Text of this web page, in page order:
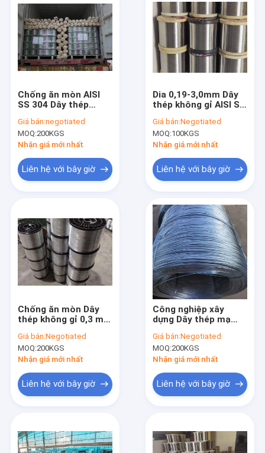
các sản phẩm
Về chúng tôi
Liên hệ chúng tôi
Lưới thép hàn
Lưới màn hình côn trùng
Dây hàng rào thép gai
Hộp lưu trữ lưới thép
Chống ăn mòn AISI
SS 304 Dây thép
0.30MM
Giá bán:negotiated
MOQ:200KGS
Nhận giá mới nhất
Liên hệ với bây giờ
Dia 0,19-3,0mm Dây
thép không gỉ AISI SS
nhà bếp
Giá bán:Negotiated
MOQ:100KGS
Nhận giá mới nhất
Liên hệ với bây giờ
Chống ăn mòn Dây
thép không gỉ 0,3 mm
316
Giá bán:Negotiated
MOQ:200KGS
Nhận giá mới nhất
Liên hệ với bây giờ
Công nghiệp xây
dựng Dây thép mạ
kẽm 8 thước đo
Giá bán:Negotiated
MOQ:200KGS
Nhận giá mới nhất
Liên hệ với bây giờ